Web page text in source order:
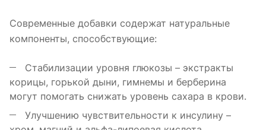
Современные добавки содержат натуральные
компоненты, способствующие:
Стабилизации уровня глюкозы – экстракты
корицы, горькой дыни, гимнемы и берберина
могут помогать снижать уровень сахара в крови.
Улучшению чувствительности к инсулину –